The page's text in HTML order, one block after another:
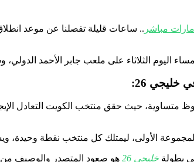
مباشر .. ساعات قليلة تفصلنا عن موعد انطلاق
مساء اليوم الثلاثاء على ملعب جابر الأحمد
خليجي 26:
الأولى، ليمتلك كل منتخب نقطة وحيدة،
بطولة خليجي 26
هو صعود المتصدر والوصيف من